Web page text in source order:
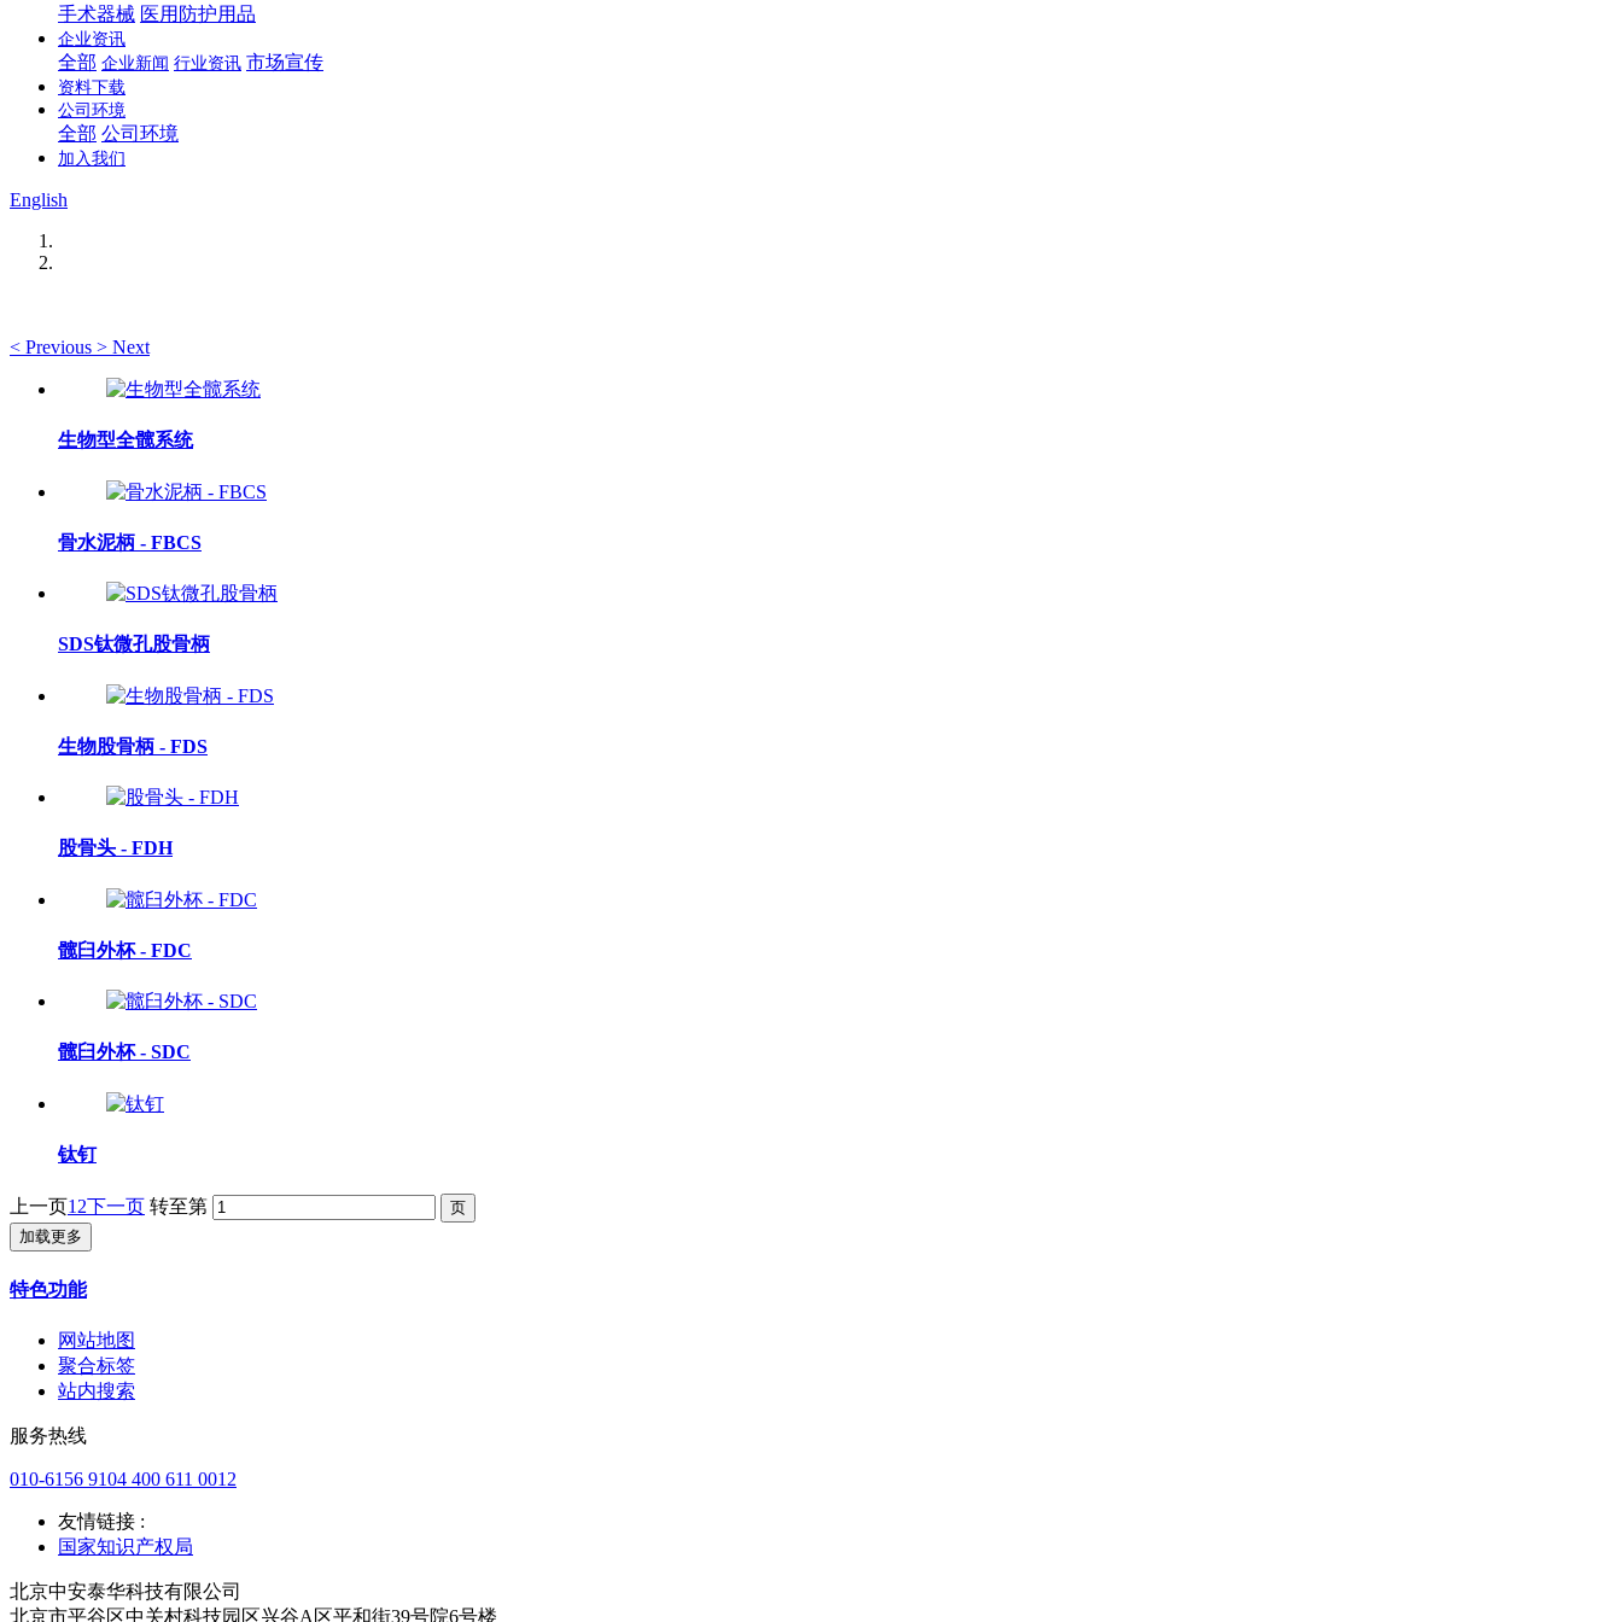
手术器械 医用防护用品
企业资讯
全部 企业新闻 行业资讯 市场宣传
资料下载
公司环境
全部 公司环境
加入我们
English
< Previous > Next
生物型全髋系统
骨水泥柄 - FBCS
SDS钛微孔股骨柄
生物股骨柄 - FDS
股骨头 - FDH
髋臼外杯 - FDC
髋臼外杯 - SDC
钛钉
上一页1 2下一页 转至第
加载更多
特色功能
网站地图
聚合标签
站内搜索
服务热线
010-6156 9104 400 611 0012
友情链接 :
国家知识产权局
北京中安泰华科技有限公司
北京市平谷区中关村科技园区兴谷A区平和街39号院6号楼